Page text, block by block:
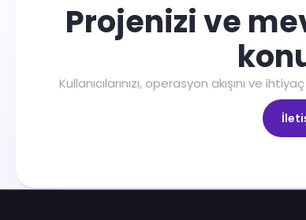
Projenizi ve
Kullanıcılarınızı, operasyon akışını ve